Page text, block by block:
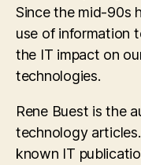
Since the mid-90s
use of information
the IT impact on
technologies.
Rene Buest is the
technology
known IT